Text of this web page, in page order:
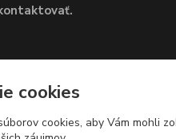
cookies
cookies, aby Vám mohli